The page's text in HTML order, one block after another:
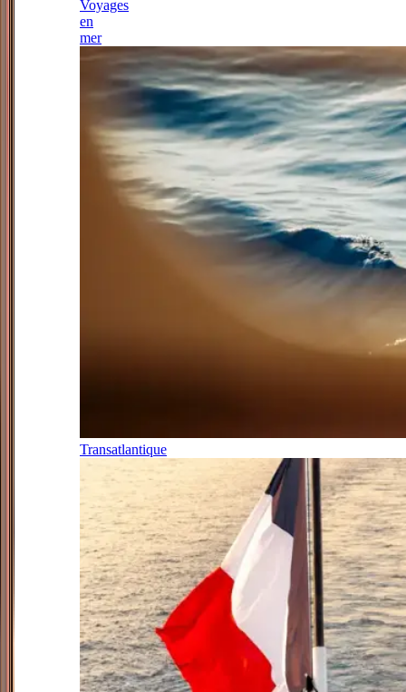
Voyages
en
mer
Transatlantique